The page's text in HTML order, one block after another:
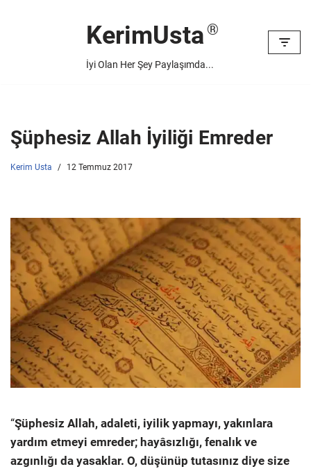
KerimUsta
İyi Olan Her Şey Paylaşımda...
Şüphesiz Allah İyiliği Emreder
Kerim Usta 12 Temmuz 2017
“Şüphesiz Allah, adaleti, iyilik yapmayı, yakınlara
yardım etmeyi emreder; hayâsızlığı, fenalık ve
azgınlığı da yasaklar. O, düşünüp tutasınız diye size